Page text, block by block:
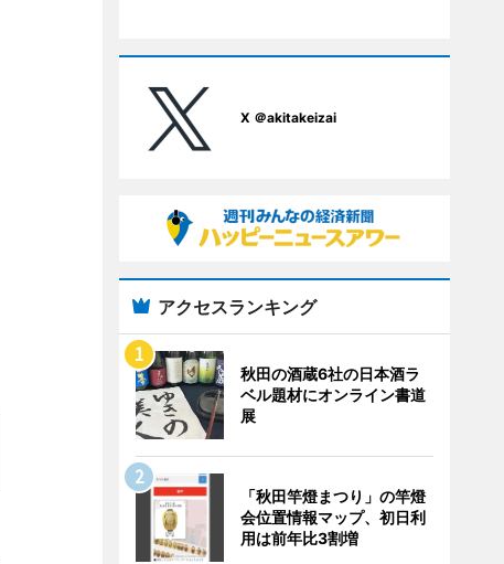
X ＠akitakeizai
アクセスランキング
秋田の酒蔵6社の日本酒ラ
ベル題材にオンライン書道
展
「秋田竿燈まつり」の竿燈
会位置情報マップ、初日利
用は前年比3割増